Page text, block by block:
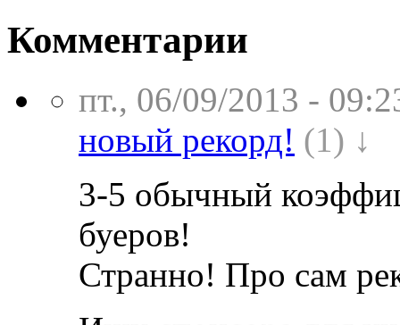
Комментарии
пт., 06/09/2013 -
новый рекорд! (1) ↓
3-5 обычный
буеров!
Странно! Про сам